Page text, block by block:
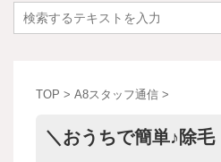
TOP > A8スタッフ通信 >
＼おうちで簡単♪除